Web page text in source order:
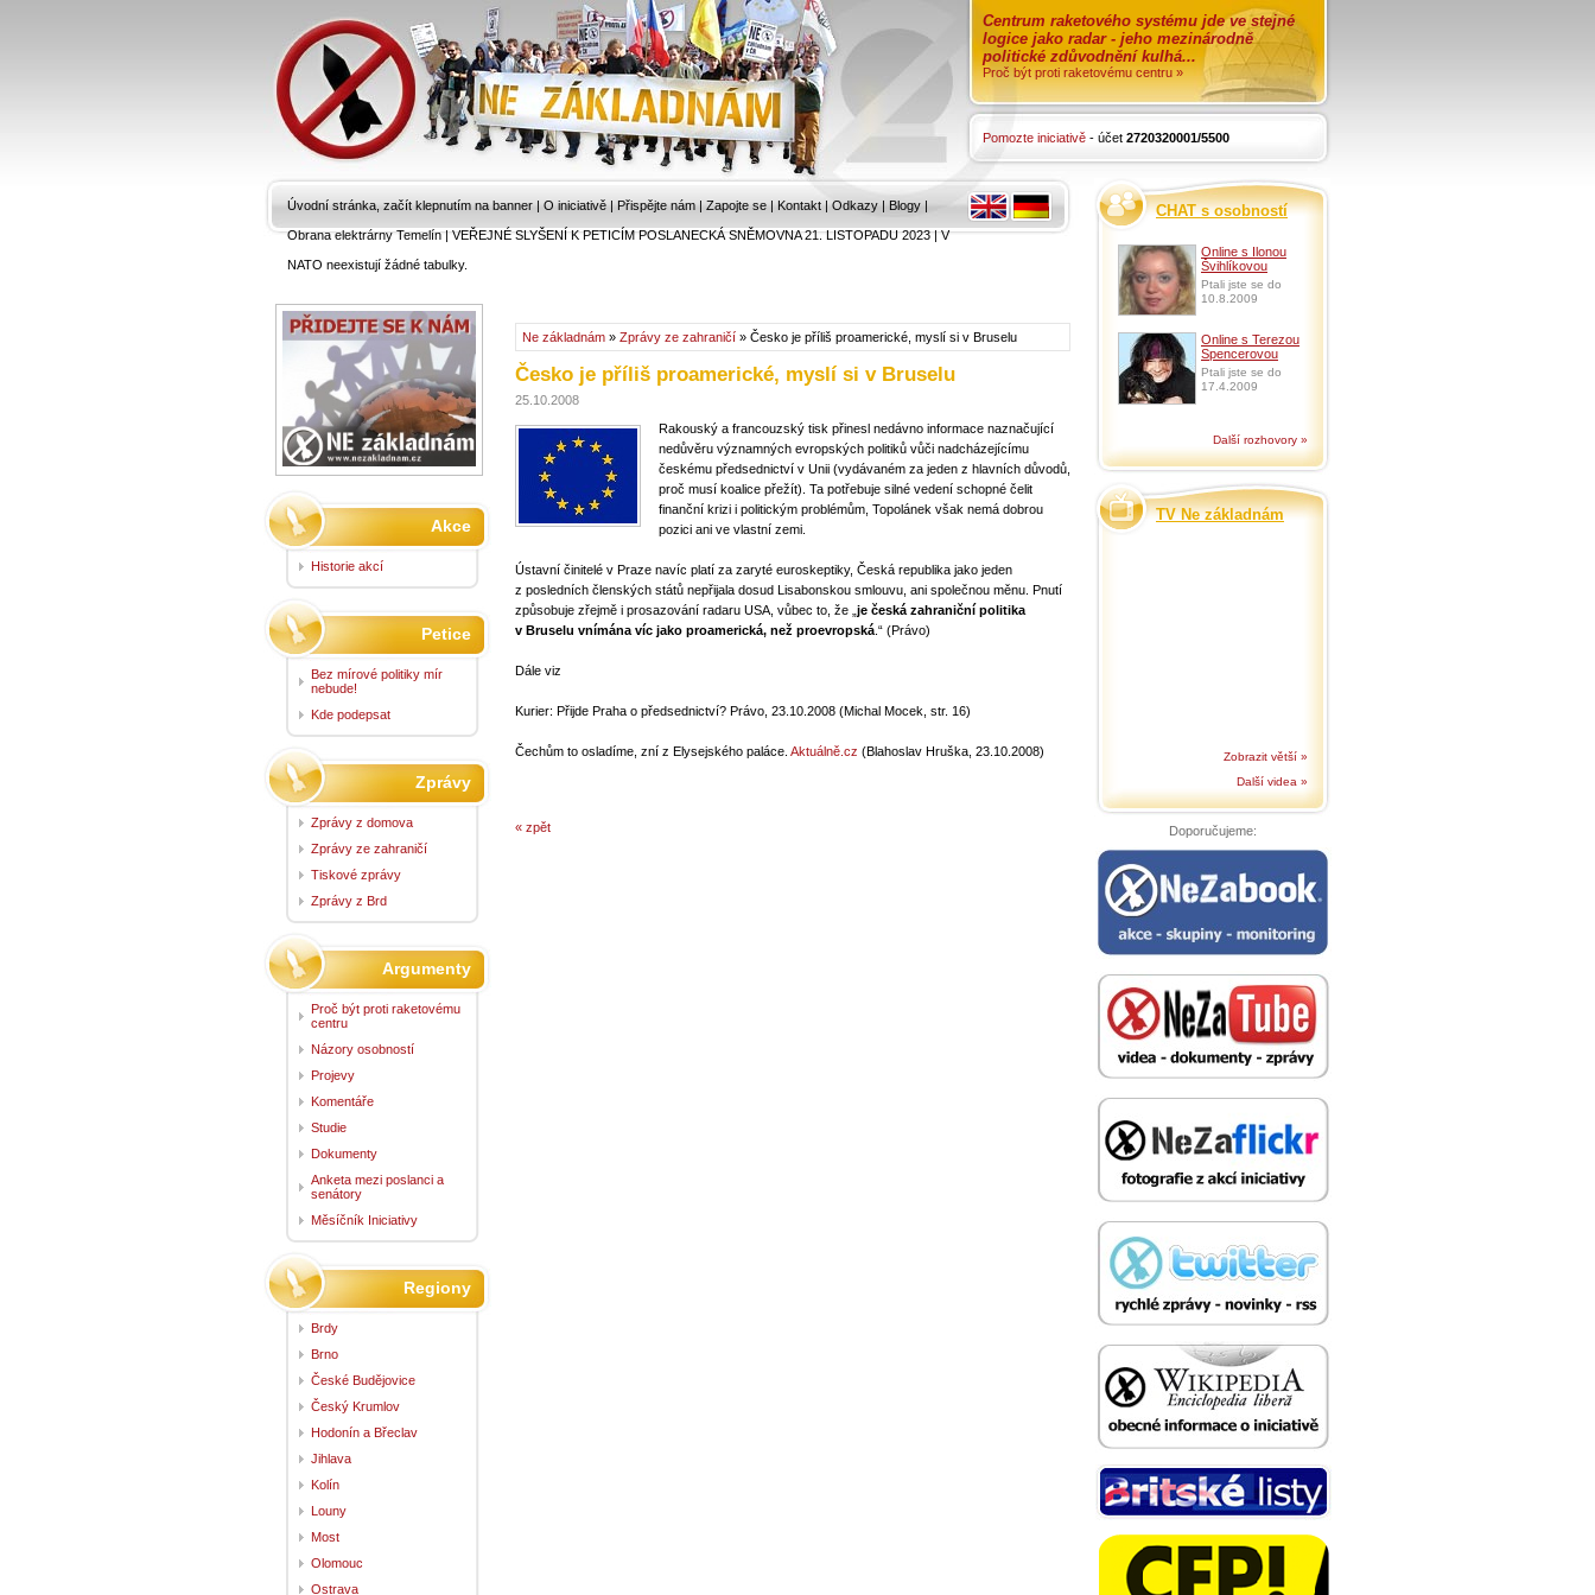
Centrum raketového systému jde ve stejné
logice jako radar - jeho mezinárodně
politické zdůvodnění kulhá...
Proč být proti raketovému centru »
Pomozte iniciativě - účet 2720320001/5500
Úvodní stránka, začít klepnutím na banner | O iniciativě | Přispějte nám | Zapojte se | Kontakt | Odkazy | Blogy |
Obrana elektrárny Temelín|VEŘEJNÉ SLYŠENÍ K PETICÍM POSLANECKÁ SNĚMOVNA 21. LISTOPADU 2023|V
NATO neexistují žádné tabulky.
Ne základnám » Zprávy ze zahraničí » Česko je příliš proamerické, myslí si v Bruselu
Česko je příliš proamerické, myslí si v Bruselu
25.10.2008
Rakouský a francouzský tisk přinesl nedávno informace naznačující
nedůvěru významných evropských politiků vůči nadcházejícímu
českému předsednictví v Unii (vydávaném za jeden z hlavních důvodů,
proč musí koalice přežít). Ta potřebuje silné vedení schopné čelit
finanční krizi i politickým problémům, Topolánek však nemá dobrou
pozici ani ve vlastní zemi.
Ústavní činitelé v Praze navíc platí za zaryté euroskeptiky, Česká republika jako jeden
z posledních členských států nepřijala dosud Lisabonskou smlouvu, ani společnou měnu. Pnutí
způsobuje zřejmě i prosazování radaru USA, vůbec to, že „ je česká zahraniční politika
v Bruselu vnímána víc jako proamerická, než proevropská .“ (Právo)
Dále viz
Kurier: Přijde Praha o předsednictví? Právo, 23.10.2008 (Michal Mocek, str. 16)
Čechům to osladíme, zní z Elysejského paláce. Aktuálně.cz (Blahoslav Hruška, 23.10.2008)
« zpět
Akce
Historie akcí
Petice
Bez mírové politiky mír
nebude!
Kde podepsat
Zprávy
Zprávy z domova
Zprávy ze zahraničí
Tiskové zprávy
Zprávy z Brd
Argumenty
Proč být proti raketovému
centru
Názory osobností
Projevy
Komentáře
Studie
Dokumenty
Anketa mezi poslanci a
senátory
Měsíčník Iniciativy
Regiony
Brdy
Brno
České Budějovice
Český Krumlov
Hodonín a Břeclav
Jihlava
Kolín
Louny
Most
Olomouc
Ostrava
CHAT s osobností
Online s Ilonou
Švihlíkovou
Ptali jste se do
10.8.2009
Online s Terezou
Spencerovou
Ptali jste se do
17.4.2009
Další rozhovory »
TV Ne základnám
Zobrazit větší »
Další videa »
Doporučujeme: